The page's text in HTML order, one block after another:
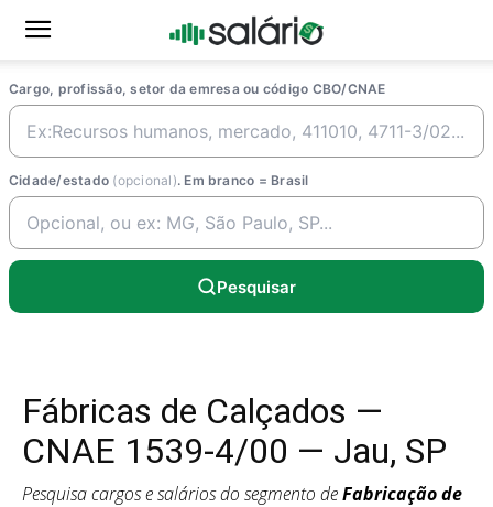
Cargo, profissão, setor da emresa ou código CBO/CNAE
Cidade/estado (opcional). Em branco = Brasil
Pesquisar
Fábricas de Calçados —
CNAE 1539-4/00 — Jau, SP
Pesquisa cargos e salários do segmento deFabricação de